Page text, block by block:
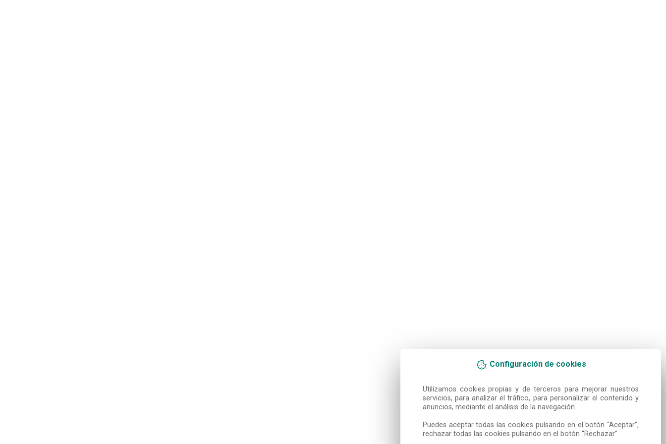
Configuración de cookies
Utilizamos cookies propias y de terceros para mejorar nuestros
servicios, para analizar el tráfico, para personalizar el contenido y
anuncios, mediante el análisis de la navegación.
Puedes aceptar todas las cookies pulsando en el botón “Aceptar”,
rechazar todas las cookies pulsando en el botón “Rechazar”